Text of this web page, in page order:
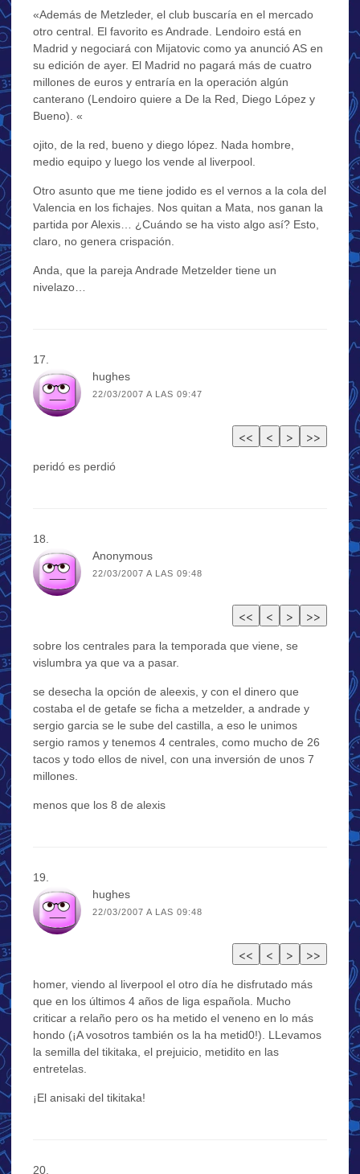
«Además de Metzleder, el club buscaría en el mercado
otro central. El favorito es Andrade. Lendoiro está en
Madrid y negociará con Mijatovic como ya anunció AS en
su edición de ayer. El Madrid no pagará más de cuatro
millones de euros y entraría en la operación algún
canterano (Lendoiro quiere a De la Red, Diego López y
Bueno). «
ojito, de la red, bueno y diego lópez. Nada hombre,
medio equipo y luego los vende al liverpool.
Otro asunto que me tiene jodido es el vernos a la cola del
Valencia en los fichajes. Nos quitan a Mata, nos ganan la
partida por Alexis… ¿Cuándo se ha visto algo así? Esto,
claro, no genera crispación.
Anda, que la pareja Andrade Metzelder tiene un
nivelazo…
hughes
22/03/2007 A LAS 09:47
peridó es perdió
Anonymous
22/03/2007 A LAS 09:48
sobre los centrales para la temporada que viene, se
vislumbra ya que va a pasar.
se desecha la opción de aleexis, y con el dinero que
costaba el de getafe se ficha a metzelder, a andrade y
sergio garcia se le sube del castilla, a eso le unimos
sergio ramos y tenemos 4 centrales, como mucho de 26
tacos y todo ellos de nivel, con una inversión de unos 7
millones.
menos que los 8 de alexis
hughes
22/03/2007 A LAS 09:48
homer, viendo al liverpool el otro día he disfrutado más
que en los últimos 4 años de liga española. Mucho
criticar a relaño pero os ha metido el veneno en lo más
hondo (¡A vosotros también os la ha metid0!). LLevamos
la semilla del tikitaka, el prejuicio, metidito en las
entretelas.
¡El anisaki del tikitaka!